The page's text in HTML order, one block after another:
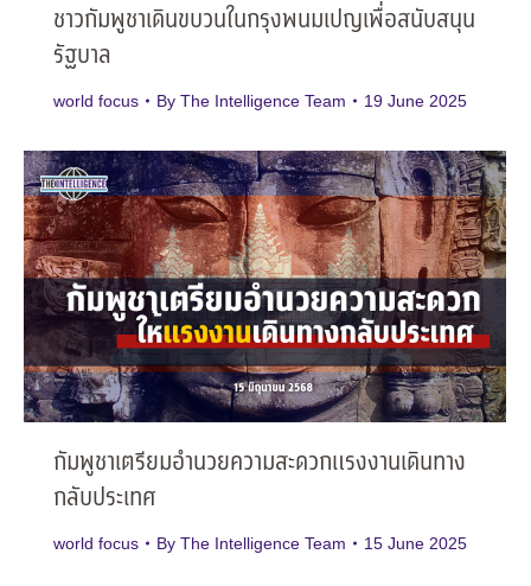
ชาวกัมพูชาเดินขบวนในกรุงพนมเปญเพื่อสนับสนุน
รัฐบาล
world focus By The Intelligence Team 19 June 2025
กัมพูชาเตรียมอำนวยความสะดวกแรงงานเดินทาง
กลับประเทศ
world focus By The Intelligence Team 15 June 2025